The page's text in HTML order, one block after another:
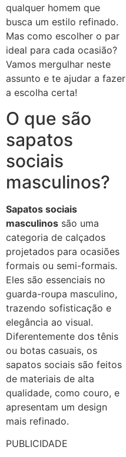
qualquer homem que
busca um estilo refinado.
Mas como escolher o par
ideal para cada ocasião?
Vamos mergulhar neste
assunto e te ajudar a fazer
a escolha certa!
O que são
sapatos
sociais
masculinos?
Sapatos sociais
masculinos são uma
categoria de calçados
projetados para ocasiões
formais ou semi-formais.
Eles são essenciais no
guarda-roupa masculino,
trazendo sofisticação e
elegância ao visual.
Diferentemente dos tênis
ou botas casuais, os
sapatos sociais são feitos
de materiais de alta
qualidade, como couro, e
apresentam um design
mais refinado.
PUBLICIDADE